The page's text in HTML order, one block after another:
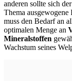
anderen sollte sich
Thema ausgewogene
muss den Bedarf an
optimalen Menge an
Mineralstoffen
Wachstum seines